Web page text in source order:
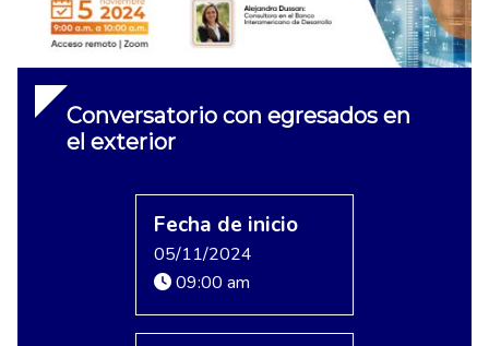
Conversatorio con egresados en
el exterior
Fecha de inicio
05/11/2024
09:00 am